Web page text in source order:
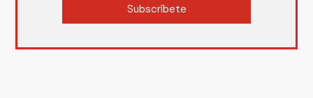
Subscríbete